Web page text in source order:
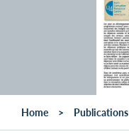
Home Publications